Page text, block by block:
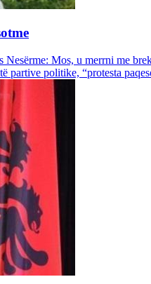
Mos, u merrni me
partive politike, “protesta